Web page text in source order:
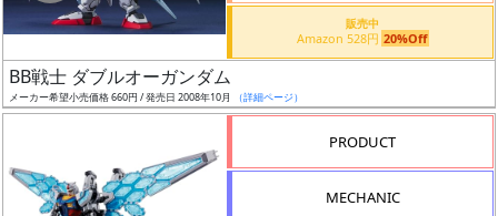
ボ
ッ
ク
ス
ア
ト
販売中
Amazon 528円 20%Off
BB戦士 ダブルオーガンダム
メーカー希望小売価格 660円 / 発売日 2008年10月 （詳細ページ）
PRODUCT
MECHANIC